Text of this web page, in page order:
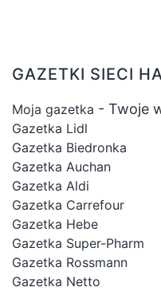
GAZETKI SIECI
Moja gazetka - Twoje
Gazetka Lidl
Gazetka Biedronka
Gazetka Auchan
Gazetka Aldi
Gazetka Carrefour
Gazetka Hebe
Gazetka Super-Pharm
Gazetka Rossmann
Gazetka Netto